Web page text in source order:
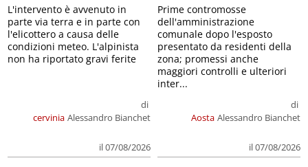
cervinia
di
Alessandro Bianchet
il 07/08/2026
L'intervento è avvenuto in
parte via terra e in parte con
l'elicottero a causa delle
condizioni meteo. L'alpinista
non ha riportato gravi ferite
Aosta
di
Alessandro Bianchet
il 07/08/2026
Prime contromosse
dell'amministrazione
comunale dopo l'esposto
presentato da residenti della
zona; promessi anche
maggiori controlli e ulteriori
inter...